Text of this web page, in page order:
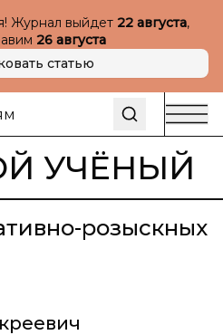
Журнал выйдет 22 августа,
26 августа
статью
УЧЁНЫЙ
розыскных